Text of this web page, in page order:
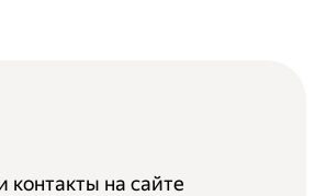
контакты на сайте